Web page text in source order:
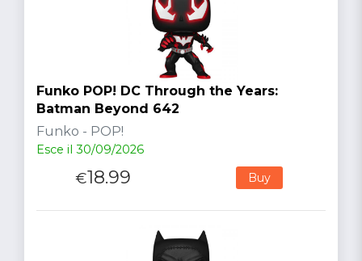
Funko POP! DC Through the Years:
Batman Beyond 642
Funko - POP!
Esce il 30/09/2026
€18.99 Buy